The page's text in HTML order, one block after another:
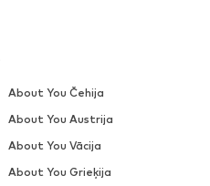
About You Čehija
About You Austrija
About You Vācija
About You Grieķija